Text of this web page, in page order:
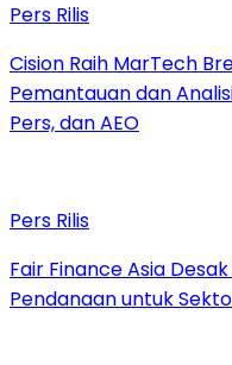
Pers Rilis
Cision Raih MarTech
Pemantauan dan
Pers, dan AEO
Pers Rilis
Fair Finance Asia
Pendanaan untuk